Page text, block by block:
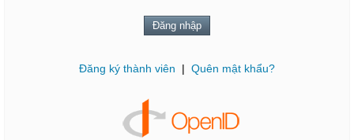
Đăng ký thành viên | Quên mật khẩu?